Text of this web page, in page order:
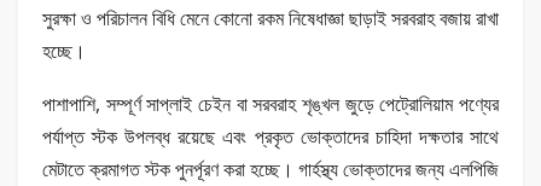
সুরক্ষা ও পরিচালন বিধি মেনে কোনো রকম নিষেধাজ্ঞা ছাড়াই সরবরাহ বজায় রাখা
হচ্ছে।
পাশাপাশি, সম্পূর্ণ সাপ্লাই চেইন বা সরবরাহ শৃঙ্খল জুড়ে পেট্রোলিয়াম পণ্যের
পর্যাপ্ত স্টক উপলব্ধ রয়েছে এবং প্রকৃত ভোক্তাদের চাহিদা দক্ষতার সাথে
মেটাতে ক্রমাগত স্টক পুনর্পূরণ করা হচ্ছে। গার্হস্থ্য ভোক্তাদের জন্য এলপিজি